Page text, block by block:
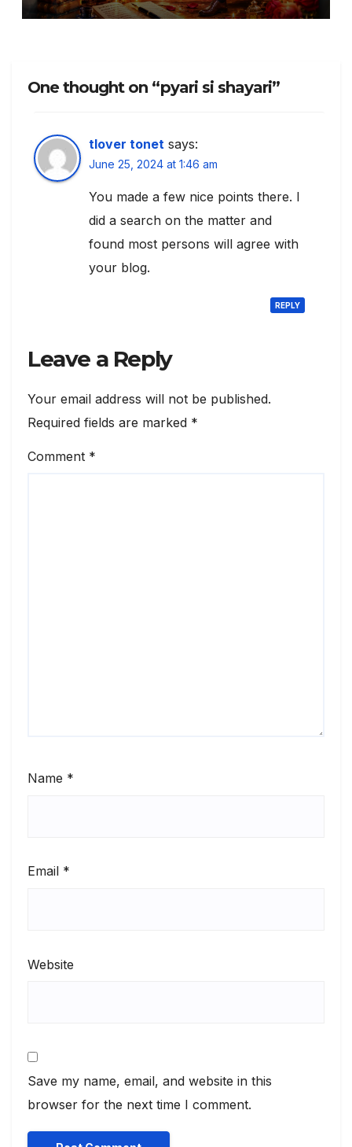
One thought on “pyari si shayari”
tlover tonet says:
June 25, 2024 at 1:46 am
You made a few nice points there. I
did a search on the matter and
found most persons will agree with
your blog.
REPLY
Leave a Reply
Your email address will not be published.
Required fields are marked *
Comment *
Name *
Email *
Website
Save my name, email, and website in this
browser for the next time I comment.